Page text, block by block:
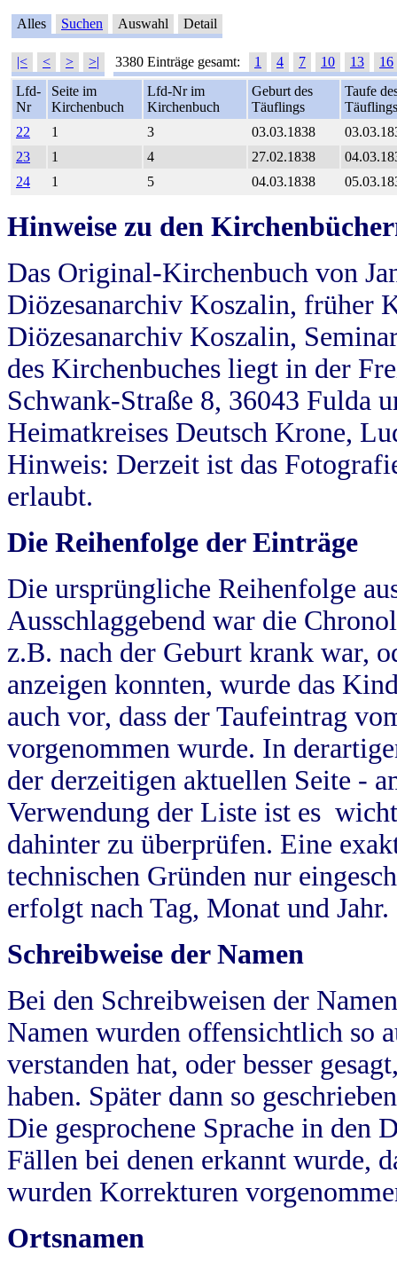
Alles Suchen Auswahl Detail
|< < > >| 3380 Einträge gesamt: 1 4 7 10 13
16
Lfd-
Nr
Seite im
Kirchenbuch
Lfd-Nr im
Kirchenbuch
Geburt des
Täuflings
Taufe
Täuflings
22
1 3 03.03.1838
23
1 4 27.02.1838
24
1 5 04.03.1838
Hinweise zu den
Das Original-Kirchenbuch von
Diözesanarchiv Koszalin, früher
Diözesanarchiv Koszalin,
des Kirchenbuches liegt in der
Schwank-Straße 8, 36043 Fulda
Heimatkreises Deutsch Krone,
Hinweis: Derzeit ist das
erlaubt.
Die Reihenfolge der Einträge
Die ursprüngliche Reihenfolge
Ausschlaggebend war die
z.B. nach der Geburt krank war,
anzeigen konnten, wurde das
auch vor, dass der Taufeintrag
vorgenommen wurde. In
der derzeitigen aktuellen Seite -
Verwendung der Liste ist es
dahinter zu überprüfen. Eine
technischen Gründen nur
erfolgt nach Tag, Monat und Jahr.
Schreibweise der Namen
Bei den Schreibweisen der
Namen wurden offensichtlich so
verstanden hat, oder besser
haben. Später dann so
Die gesprochene Sprache in
Fällen bei denen erkannt wurde,
wurden Korrekturen
Ortsnamen